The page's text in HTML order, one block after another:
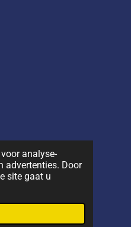
analyse-
advertenties. Door
site gaat u